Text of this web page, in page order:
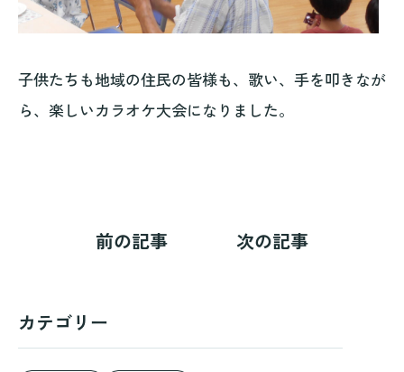
子供たちも地域の住民の皆様も、歌い、手を叩きなが
ら、楽しいカラオケ大会になりました。
前の記事 次の記事
カテゴリー